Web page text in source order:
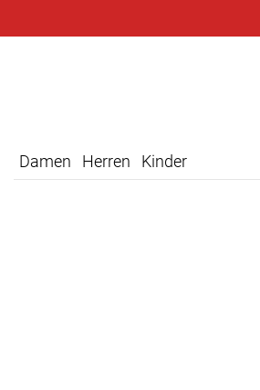
Damen Herren Kinder